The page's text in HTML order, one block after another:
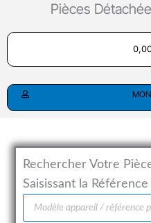
Pièces
Rechercher Votre
Saisissant la
Recherche
produits